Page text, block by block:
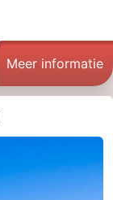
Meer informatie